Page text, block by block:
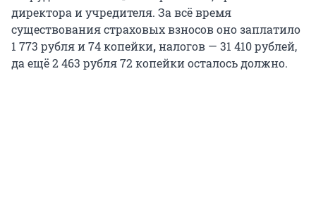
директора и учредителя. За всё время
существования страховых взносов оно заплатило
1 773 рубля и 74 копейки,налогов — 31 410 рублей,
да ещё 2 463 рубля 72 копейки осталось должно.